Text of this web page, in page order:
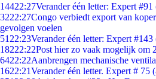
14422:27Verander één letter: Expert #91
3222:27Congo verbiedt export van
gevolgen voelen
51 22:23Verander één letter: Expert #143
18222:22Post hier zo vaak mogelijk om
6422:22Aanbrengen mechanische
1622:21Verander één letter. Expert # 75